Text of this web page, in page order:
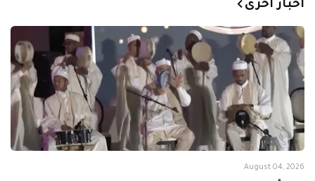
أخبار أخرى
August 04, 2026